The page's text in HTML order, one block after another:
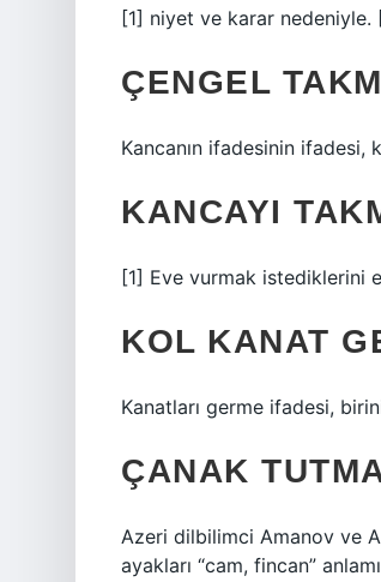
[1] niyet ve karar nedeniyle.
ÇENGEL
Kancanın ifadesinin
KANCAYI
[1] Eve vurmak istediklerini
KOL KANAT
Kanatları germe ifadesi,
ÇANAK
Azeri dilbilimci Amanov ve
ayakları “cam, fincan”